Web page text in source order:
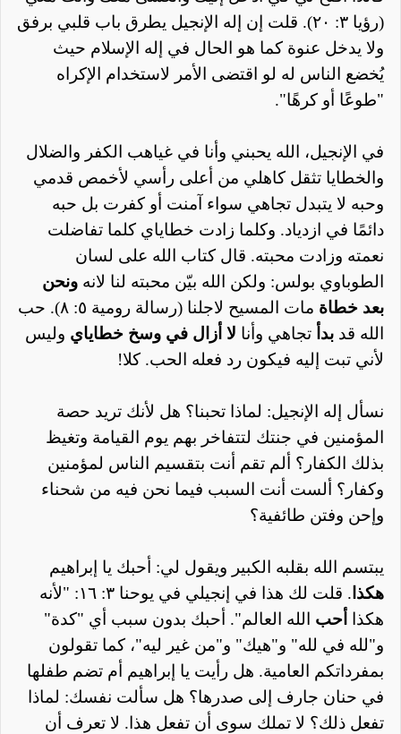
(رؤيا ٣: ٢٠). قلت إن إله الإنجيل يطرق باب قلبي برفق
ولا يدخل عنوة كما هو الحال في إله الإسلام حيث
يُخضع الناس له لو اقتضى الأمر لاستخدام الإكراه
"طوعًا أو كرهًا".
في الإنجيل، الله يحبني وأنا في غياهب الكفر والضلال
والخطايا تثقل كاهلي من أعلى رأسي لأخمص قدمي
وحبه لا يتبدل تجاهي سواء آمنت أو كفرت بل حبه
دائمًا في ازدياد. وكلما زادت خطاياي كلما تفاضلت
نعمته وزادت محبته. قال كتاب الله على لسان
الطوباوي بولس: ولكن الله بيّن محبته لنا لانه ونحن
بعد خطاة
مات المسيح لاجلنا (رسالة رومية ٥: ٨). حب
الله قد بدأ تجاهي وأنا لا أزال في وسخ خطاياي وليس
لأني تبت إليه فيكون رد فعله الحب. كلا!
نسأل إله الإنجيل: لماذا تحبنا؟ هل لأنك تريد حصة
المؤمنين في جنتك لتتفاخر بهم يوم القيامة وتغيظ
بذلك الكفار؟ ألم تقم أنت بتقسيم الناس لمؤمنين
وكفار؟ ألست أنت السبب فيما نحن فيه من شحناء
وإحن وفتن طائفية؟
يبتسم الله بقلبه الكبير ويقول لي: أحبك يا إبراهيم
هكذا
. قلت لك هذا في إنجيلي في يوحنا ٣: ١٦: "لأنه
هكذا
أحب الله العالم". أحبك بدون سبب أي "كدة"
و"لله في لله" و"هيك" و"من غير ليه"، كما تقولون
بمفرداتكم العامية. هل رأيت يا إبراهيم أم تضم طفلها
في حنان جارف إلى صدرها؟ هل سألت نفسك: لماذا
تفعل ذلك؟ لا تملك سوى أن تفعل هذا. لا تعرف أن